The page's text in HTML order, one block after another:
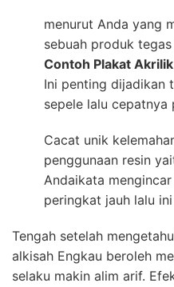
menurut Anda yang
sebuah produk
Contoh Plakat
Ini penting dijadikan
sepele lalu cepatnya
Cacat unik
penggunaan resin
Andaikata
peringkat jauh lalu
Tengah setelah
alkisah Engkau beroleh
selaku makin alim arif.